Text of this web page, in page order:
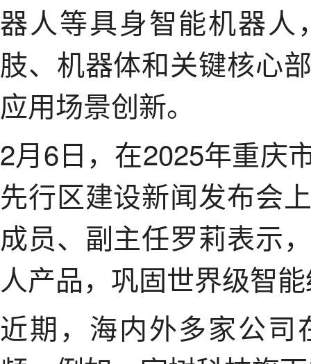
器人等具身智能机器
肢、机器体和关键核心
应用场景创新。
2月6日，在2025年重庆
先行区建设新闻发布会
成员、副主任罗莉表示
人产品，巩固世界级智
近期，海内外多家公